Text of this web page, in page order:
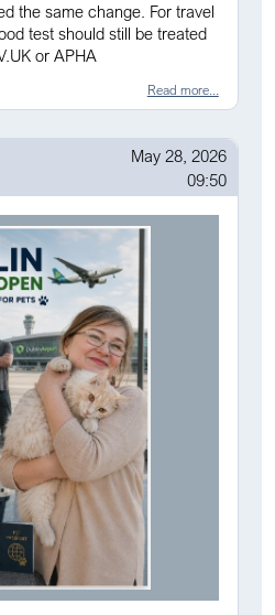
the same change. For travel
test should still be treated
or APHA
Read more...
May 28, 2026
09:50